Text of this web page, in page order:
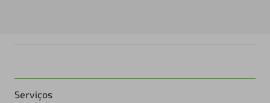
Serviços